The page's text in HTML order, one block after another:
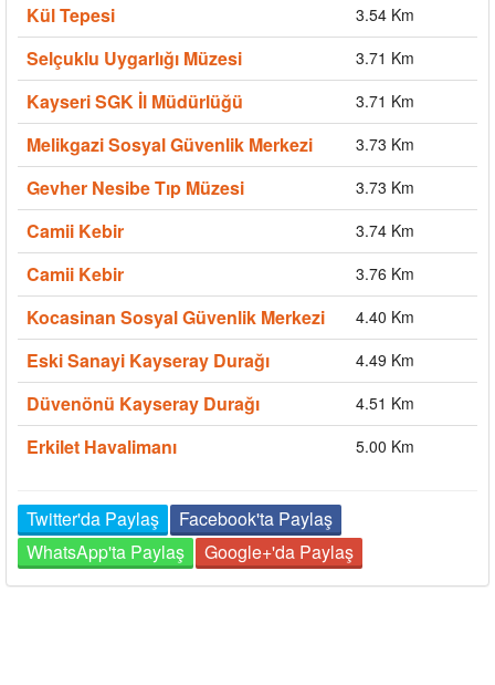
Kül Tepesi 3.54 Km
Selçuklu Uygarlığı Müzesi 3.71 Km
Kayseri SGK İl Müdürlüğü 3.71 Km
Melikgazi Sosyal Güvenlik Merkezi 3.73 Km
Gevher Nesibe Tıp Müzesi 3.73 Km
Camii Kebir 3.74 Km
Camii Kebir 3.76 Km
Kocasinan Sosyal Güvenlik Merkezi 4.40 Km
Eski Sanayi Kayseray Durağı 4.49 Km
Düvenönü Kayseray Durağı 4.51 Km
Erkilet Havalimanı 5.00 Km
Twitter'da Paylaş
Facebook'ta Paylaş
WhatsApp'ta Paylaş
Google+'da Paylaş